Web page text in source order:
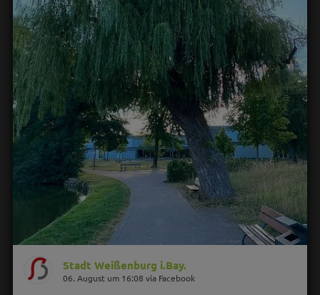
Stadt Weißenburg i.Bay.
06. August um 16:08 via Facebook